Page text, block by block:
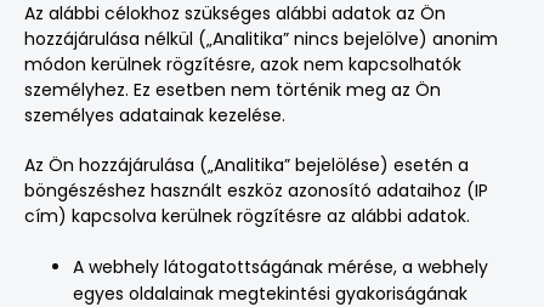
Az alábbi célokhoz szükséges alábbi adatok az Ön
hozzájárulása nélkül („Analitika” nincs bejelölve) anonim
módon kerülnek rögzítésre, azok nem kapcsolhatók
személyhez. Ez esetben nem történik meg az Ön
személyes adatainak kezelése.
Az Ön hozzájárulása („Analitika” bejelölése) esetén a
böngészéshez használt eszköz azonosító adataihoz (IP
cím) kapcsolva kerülnek rögzítésre az alábbi adatok.
A webhely látogatottságának mérése, a webhely
egyes oldalainak megtekintési gyakoriságának